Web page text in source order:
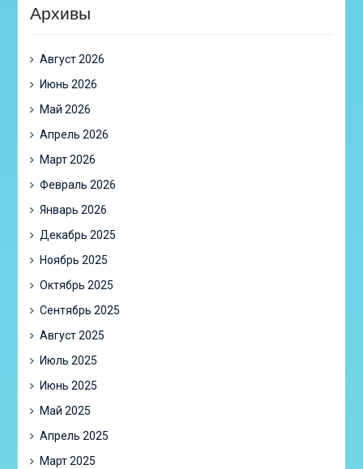
Архивы
Август 2026
Июнь 2026
Май 2026
Апрель 2026
Март 2026
Февраль 2026
Январь 2026
Декабрь 2025
Ноябрь 2025
Октябрь 2025
Сентябрь 2025
Август 2025
Июль 2025
Июнь 2025
Май 2025
Апрель 2025
Март 2025